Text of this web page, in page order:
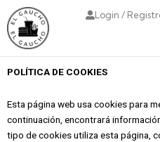
Login /
POLÍTICA DE COOKIES
Esta página web usa cookies para
continuación, encontrará
tipo de cookies utiliza esta página,